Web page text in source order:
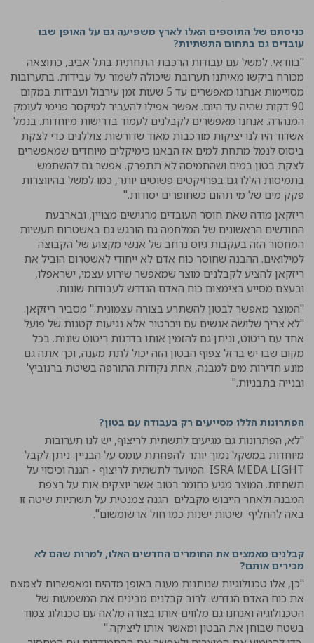
כניסתם של התוספים האלו לארץ משפיעה גם על האופן שבו
עובדים גם בתחום התשתיות?
"בוודאי. למשל עם עבודות הרכבת התחתית בתל אביב, כתוצאה
מכורח ביקשו מאיתנו תערובת שיכולה לשמור על עבידות. בתערובות
מסויימות אנחנו מאפשרים עד 5 שעות זמן עירבול ועבידות במקום
90 דקות שהיה עד היום. אפשר אפילו להעביר למיקסר פנימי לעומק
המנהרה. אנחנו מאפשרים לקבלנים לעמוד בדרישות מיוחדות. בנמל
אשדוד היו לנו יציקות מורכבות מאוד שדורשות צוללנים כדי לצקת
ביסוס לנמל מתחת למים אז הבאנו כימיקלים מיוחדים שמאפשרים
לצקת בטון במים ושהתמיסה לא תתפרק. אפשר גם להשתמש
בתמיסות הללו גם בפרויקטים פשוטים יותר, כמו למשל בהיווצרות
פקק מים של מי תהום כשחופרים יסודות."
ריזקאן מודה שאת חוסר העובדים מרגישים מצויין, ובארבעת
החודשים הראשונים של המלחמה גם הורגש גם באשטרום תעשיות
המחסור הזה בעקבות גיוס נרחב של אנשי מקצוע של הקבוצה
למילואים. ההבנה שחוסר כוח אדם לא ייחודי לאשטרום הוביל את
ריזקאן להציע לקבלנים מוצר שמאפשר שירוע עצמי, ישראפלו,
ובעצם מסייע בצימצום כוח האדם הנדרש לעבודות שונות.
"המוצר מאפשר לבטון להשתרע בצורה עצמונית." מסביר ריזקאן.
"לא צריך שלושה אנשים עם ויברטור אלא נגיעות קטנות של פועל
אחד עם ריטוט, וניתן גם להזמין אותו בדרגות ריטוט שונות. בכל
מקום שבו יש ברזל צפוף הבטון הזה יכול לתת מענה, וכך אתה גם
מונע חדירות מים למבנה, אחת נקודות התורפה בשיטת ברנוביץ'
ובנייה בתבניות."
הפתרונות הללו מסייעים רק בעבודה עם בטון?
"לא, הפתרונות גם מגיעים לתשתית לריצוף, יש לנו תערובות
מיוחדות במשקל נמוך יותר להפחתת עומס על הבניין. ניתן לקבל
ISRA MEDA LIGHT המיועד לתשתית לריצוף - הגנה וכיסוי על
תשתיות. המוצר מגיע כחומר רטוב אשר יוצקים אות על רצפת
המבנה ולאחר הייבוש מקבלים הגנה צמנטית על תשתיות שיטה זו
באה להחליף שיטות ישנות כמו חול או שומשום".
קבלנים מאמצים את החומרים החדשים האלו, למרות שהם לא
מכירים אותם?
"כן, אלו טכנולוגיות שנותנות מענה באופן מדהים ומאפשרות לצמצם
את כוח האדם הנדרש. לרוב קבלנים מבינים את המשמעות של
הטכנולוגיה ואנחנו גם מלווים אותו בצורה מלאה עם טכנולוג צמוד
בשטח שבוחן את הבטון ומאשר אותו ליציקה."